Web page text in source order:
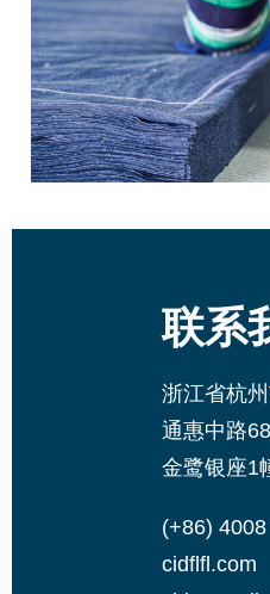
联系
浙江省杭
通惠中路
金鹭银座1
(+86)
cidflfl.com